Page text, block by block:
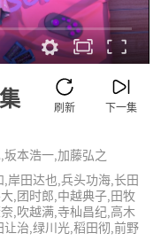
下一集
刷新
本浩一,加藤弘之
岸田达也,兵头功海,长田
,团时郎,中越典子,田牧
,吹越满,寺杣昌纪,高木
治,绿川光,稻田彻,前野